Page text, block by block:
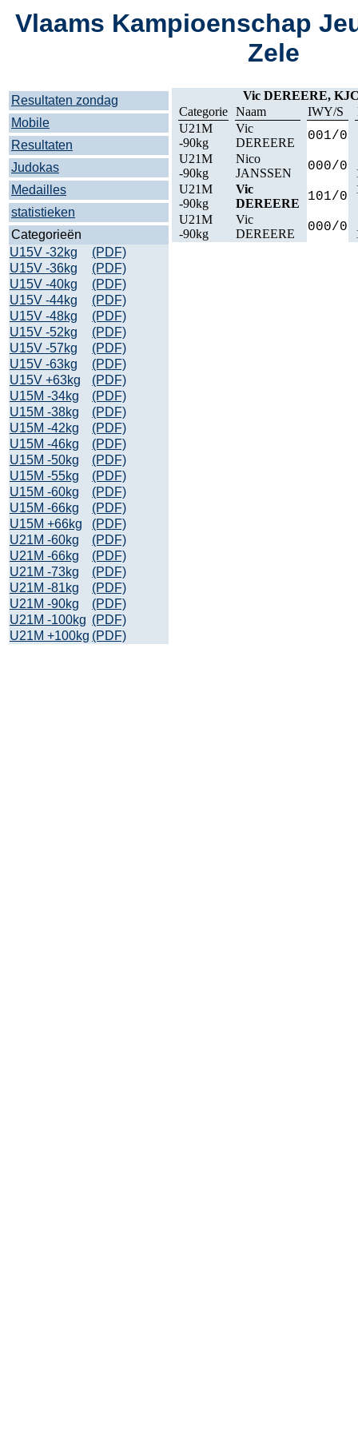
Vlaams Kampioenschap
Zele
Resultaten zondag
Mobile
Resultaten
Judokas
Medailles
statistieken
Categorieën
U15V -32kg
(PDF)
U15V -36kg
(PDF)
U15V -40kg
(PDF)
U15V -44kg
(PDF)
U15V -48kg
(PDF)
U15V -52kg
(PDF)
U15V -57kg
(PDF)
U15V -63kg
(PDF)
U15V +63kg
(PDF)
U15M -34kg
(PDF)
U15M -38kg
(PDF)
U15M -42kg
(PDF)
U15M -46kg
(PDF)
U15M -50kg
(PDF)
U15M -55kg
(PDF)
U15M -60kg
(PDF)
U15M -66kg
(PDF)
U15M +66kg
(PDF)
U21M -60kg
(PDF)
U21M -66kg
(PDF)
U21M -73kg
(PDF)
U21M -81kg
(PDF)
U21M -90kg
(PDF)
U21M -100kg (PDF)
U21M +100kg (PDF)
Vic DEREERE,
Categorie Naam IWY/S
U21M
-90kg
Vic
DEREERE
001/0
U21M
-90kg
Nico
JANSSEN
000/0
U21M
-90kg
Vic
DEREERE
101/0
U21M
-90kg
Vic
DEREERE
000/0